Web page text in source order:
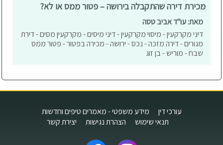
מכירת דירה שהתקבלה בירושה – פטור ממס או לא?
מאת: עו"ד אביב טסה
דיני מקרקעין - מיסוי מקרקעין - דיני מיסים - מקרקעין מסים - דירת
מגורים - דירה מזכה - נכס - ירושה - מכירה בפטור - פטור ממס
שבח - מוריש - בן זוג
עורכי דין
מידע משפטי - מאמרים טיפים וחדשות
תנאי שימוש
הצהרת נגישות יצירת קשר